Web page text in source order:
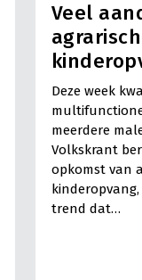
Veel
Deze week
meerdere
Volkskrant
opkomst van
trend dat…